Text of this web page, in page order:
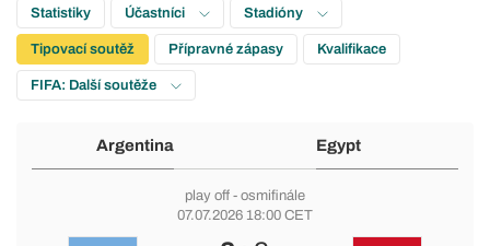
Statistiky Účastníci Stadióny
Tipovací soutěž Přípravné zápasy Kvalifikace
FIFA: Další soutěže
Argentina Egypt
play off - osmifinále
07.07.2026 18:00 CET